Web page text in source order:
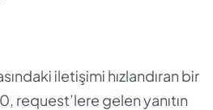
iletişimi hızlandıran bir
request’lere gelen yanıtın